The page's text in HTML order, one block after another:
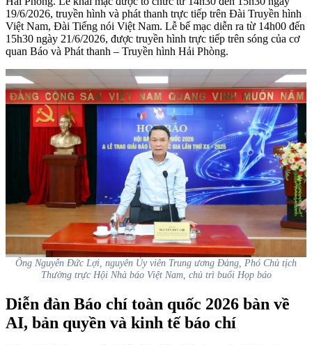
19/6/2026, truyền hình và phát thanh trực tiếp trên Đài Truyền hình
Việt Nam, Đài Tiếng nói Việt Nam. Lễ bế mạc diễn ra từ 14h00 đến
15h30 ngày 21/6/2026, được truyền hình trực tiếp trên sóng của cơ
quan Báo và Phát thanh – Truyền hình Hải Phòng.
Ông Nguyễn Đức Lợi, nguyên Ủy viên Trung ương Đảng, Phó Chủ tịch
Thường trực Hội Nhà báo Việt Nam, chủ trì buổi Họp báo
Diễn đàn Báo chí toàn quốc 2026 bàn về
AI, bản quyền và kinh tế báo chí